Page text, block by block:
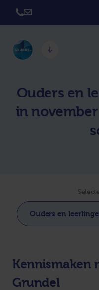
Hengelo
Twickel College
Ouders en
in
Kennismaken
Grundel